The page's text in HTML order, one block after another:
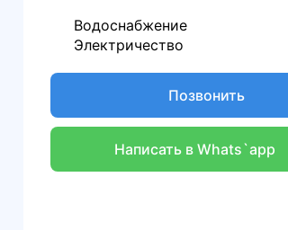
Водоснабжение
Электричество
Позвонить
Написать в Whats`app